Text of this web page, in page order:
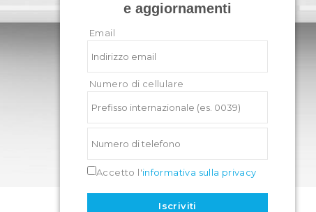
e aggiornamenti
Email
Numero di cellulare
Accetto l'informativa sulla privacy
Iscriviti